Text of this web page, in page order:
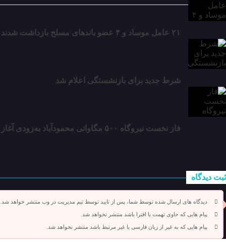
۲۱ عامل موساد و ۴ عضو باند‌های مسلح بازداشت شدند
شرط جدید برای بازنشستگی اعلام شد
فاز نخست نیروگاه ۵۰۰ مگاواتی محمودآباد به‌زودی آغاز می‌شود
ثبت دیدگاه
دیدگاه های ارسال شده توسط شما، پس از تایید توسط تیم مدیریت در وب منتشر خواهد شد.
پیام هایی که حاوی تهمت یا افترا باشد منتشر نخواهد شد.
پیام هایی که به غیر از زبان فارسی یا غیر مرتبط باشد منتشر نخواهد شد.